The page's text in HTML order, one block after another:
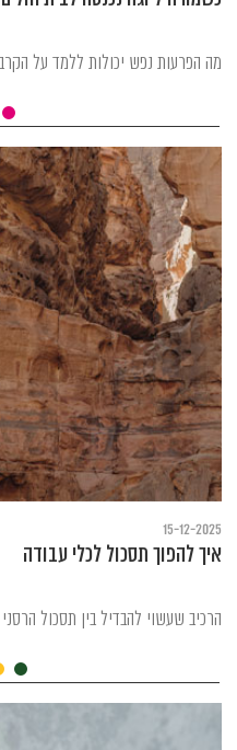
מה הפרעות נפש יכולות ללמד על
15-12-2025
איך להפוך תסכול לכלי עבודה
הרכיב שעשוי להבדיל בין תסכול